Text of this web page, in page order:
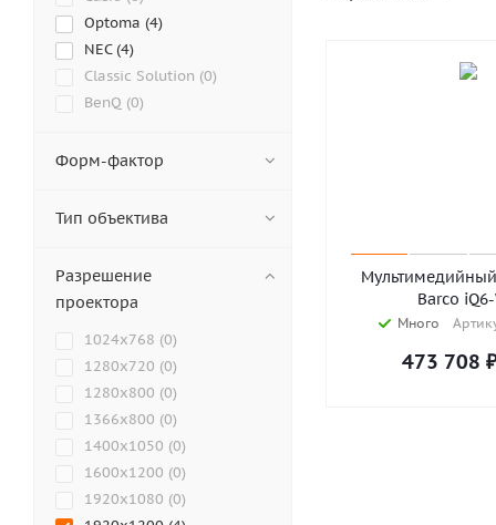
Barco
Много
473 708 ₽
Optoma (4)
NEC (4)
Classic Solution (0)
BenQ (0)
LG (0)
EIKI (
Ancomp (
AnTouch (
Appotronics (
ASK Proxima (
AVANZA (0
Barco (4)
Cactus (0)
Diello (9)
Digital Projection (
Форм-фактор
Тип объектива
Разрешение
проектора
1024x768 (0)
1280x720 (0)
1280x800 (0)
1366x800 (0)
1400x1050 (0)
1600x1200 (0)
1920x1080 (0)